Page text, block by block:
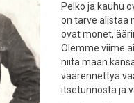
Pelko ja kauhu
on tarve alistaa
ovat monet,
Olemme viime
niitä maan
väärennettyä
itsetunnosta ja